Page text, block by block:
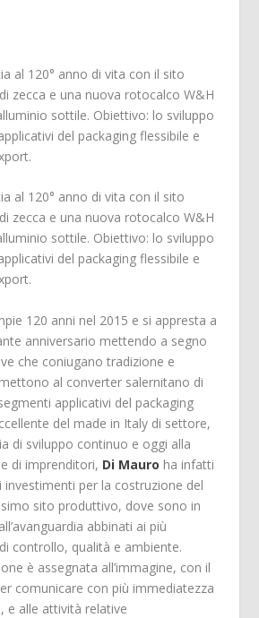
al 120° anno di vita con il sito
zecca e una nuova rotocalco W&H
sottile. Obiettivo: lo sviluppo
del packaging flessibile e
al 120° anno di vita con il sito
zecca e una nuova rotocalco W&H
sottile. Obiettivo: lo sviluppo
del packaging flessibile e
120 anni nel 2015 e si appresta a
anniversario mettendo a segno
che coniugano tradizione e
al converter salernitano di
applicativi del packaging
del made in Italy di settore,
di sviluppo continuo e oggi alla
di imprenditori, Di Mauro ha infatti
per la costruzione del
sito produttivo, dove sono in
abbinati ai più
controllo, qualità e ambiente.
è assegnata all’immagine, con il
comunicare con più immediatezza
e alle attività relative